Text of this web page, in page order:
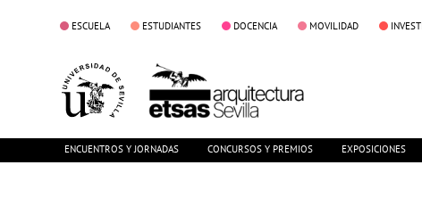
ESCUELA ESTUDIANTES DOCENCIA MOVILIDAD
ENCUENTROS Y JORNADAS CONCURSOS Y PREMIOS EXPOSICIONES